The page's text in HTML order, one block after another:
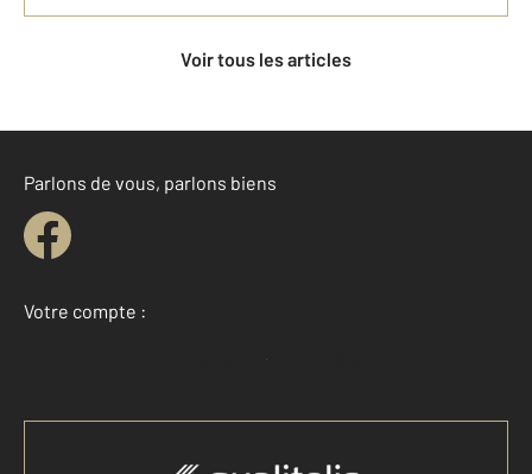
Voir tous les articles
Parlons de vous, parlons biens
Votre compte :
Accéder à mon compte